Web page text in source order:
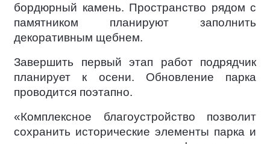
бордюрный камень. Пространство рядом с
памятником планируют заполнить
декоративным щебнем.
Завершить первый этап работ подрядчик
планирует к осени. Обновление парка
проводится поэтапно.
«Комплексное благоустройство позволит
сохранить исторические элементы парка и